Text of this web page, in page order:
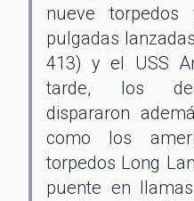
nueve
pulgadas
413) y el USS
tarde, los
dispararon
como los
torpedos Long
puente en